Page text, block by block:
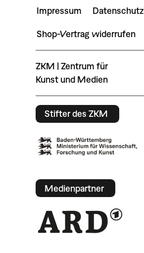
Impressum Datenschutz
Shop-Vertrag widerrufen
ZKM | Zentrum für
Kunst und Medien
Stifter des ZKM
Medienpartner